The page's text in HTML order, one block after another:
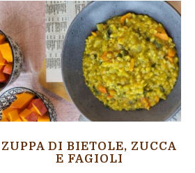
ZUPPA DI BIETOLE, ZUCCA
E FAGIOLI